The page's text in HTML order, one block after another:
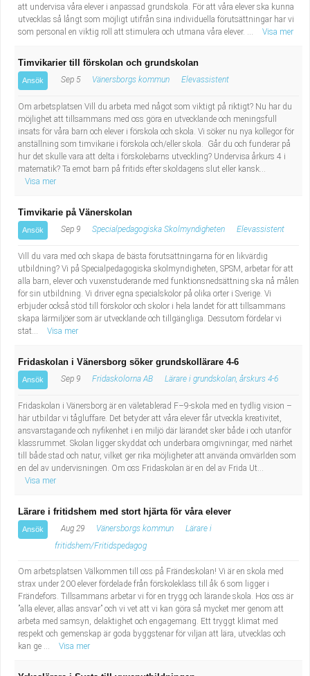
att undervisa våra elever i anpassad grundskola. För att våra elever ska kunna
utvecklas så långt som möjligt utifrån sina individuella förutsättningar har vi
som personal en viktig roll att stimulera och utmana våra elever. ...
Visa mer
Timvikarier till förskolan och grundskolan
Ansök Sep 5 Vänersborgs kommun Elevassistent
Om arbetsplatsen Vill du arbeta med något som viktigt på riktigt? Nu har du
möjlighet att tillsammans med oss göra en utvecklande och meningsfull
insats för våra barn och elever i förskola och skola. Vi söker nu nya kollegor för
anställning som timvikarie i förskola och/eller skola. Går du och funderar på
hur det skulle vara att delta i förskolebarns utveckling? Undervisa årkurs 4 i
matematik? Ta emot barn på fritids efter skoldagens slut eller kansk...
Visa mer
Timvikarie på Vänerskolan
Ansök Sep 9 Specialpedagogiska Skolmyndigheten Elevassistent
Vill du vara med och skapa de bästa förutsättningarna för en likvärdig
utbildning? Vi på Specialpedagogiska skolmyndigheten, SPSM, arbetar för att
alla barn, elever och vuxenstuderande med funktionsnedsättning ska nå målen
för sin utbildning. Vi driver egna specialskolor på olika orter i Sverige. Vi
erbjuder också stöd till förskolor och skolor i hela landet för att tillsammans
skapa lärmiljöer som är utvecklande och tillgängliga. Dessutom fördelar vi
stat...
Visa mer
Fridaskolan i Vänersborg söker grundskollärare 4-6
Ansök Sep 9 Fridaskolorna AB Lärare i grundskolan, årskurs 4-6
Fridaskolan i Vänersborg är en väletablerad F–9-skola med en tydlig vision –
här utbildar vi tågluffare. Det betyder att våra elever får utveckla kreativitet,
ansvarstagande och nyfikenhet i en miljö där lärandet sker både i och utanför
klassrummet. Skolan ligger skyddat och underbara omgivningar, med närhet
till både stad och natur, vilket ger rika möjligheter att använda omvärlden som
en del av undervisningen. Om oss Fridaskolan är en del av Frida Ut...
Visa mer
Lärare i fritidshem med stort hjärta för våra elever
Ansök Aug 29 Vänersborgs kommun
Lärare i
fritidshem/Fritidspedagog
Om arbetsplatsen Välkommen till oss på Frändeskolan! Vi är en skola med
strax under 200 elever fördelade från förskoleklass till åk 6 som ligger i
Frändefors. Tillsammans arbetar vi för en trygg och lärande skola. Hos oss är
”alla elever, allas ansvar” och vi vet att vi kan göra så mycket mer genom att
arbeta med samsyn, delaktighet och engagemang. Ett tryggt klimat med
respekt och gemenskap är goda byggstenar för viljan att lära, utvecklas och
kan ge ...
Visa mer